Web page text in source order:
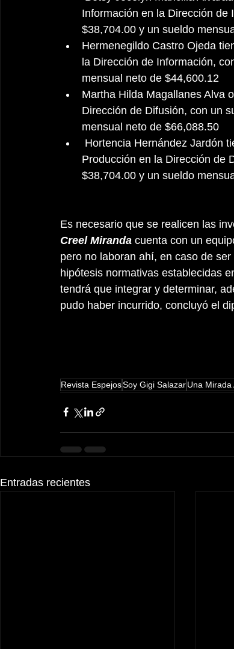
Información en la Dirección de
$38,704.00 y un sueldo
Hermenegildo Castro Ojeda
la Dirección de Información,
mensual neto de $44,600.12
Martha Hilda Magallanes Alva
Dirección de Difusión, con un
mensual neto de $66,088.50
Producción en la Dirección de
$38,704.00 y un sueldo
Es necesario que se realicen las
Creel Miranda cuenta con un
pero no laboran ahí, en caso de
hipótesis normativas establecidas
tendrá que integrar y determinar,
pudo haber incurrido, concluyó el
Revista EspejosSoy Gigi SalazarUna Mirada
Entradas recientes